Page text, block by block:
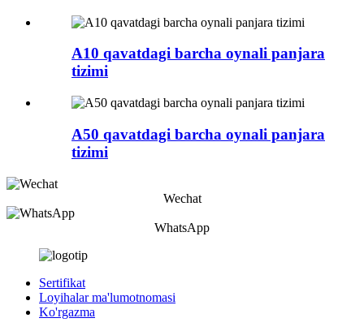
A10 qavatdagi barcha oynali panjara
tizimi
A50 qavatdagi barcha oynali panjara
tizimi
Wechat
WhatsApp
Sertifikat
Loyihalar ma'lumotnomasi
Ko'rgazma